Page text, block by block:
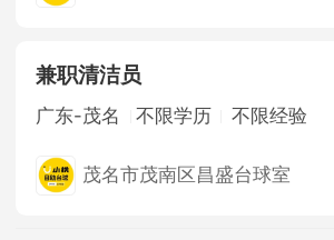
兼职清洁员
广东-茂名 不限学历 不限经验
茂名市茂南区昌盛台球室